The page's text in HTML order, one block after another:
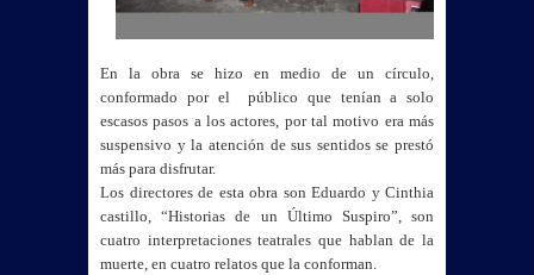
En la obra se hizo en medio de un círculo,
conformado por el público que tenían a solo
escasos pasos a los actores, por tal motivo era más
suspensivo y la atención de sus sentidos se prestó
más para disfrutar.
Los directores de esta obra son Eduardo y Cinthia
castillo, “Historias de un Último Suspiro”, son
cuatro interpretaciones teatrales que hablan de la
muerte, en cuatro relatos que la conforman.